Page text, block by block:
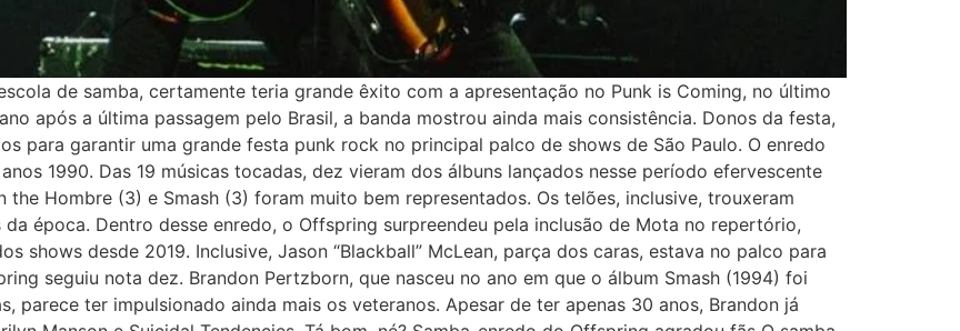
de samba, certamente teria grande êxito com a apresentação no Punk is Coming, no último
após a última passagem pelo Brasil, a banda mostrou ainda mais consistência. Donos da festa,
para garantir uma grande festa punk rock no principal palco de shows de São Paulo. O enredo
1990. Das 19 músicas tocadas, dez vieram dos álbuns lançados nesse período efervescente
Hombre (3) e Smash (3) foram muito bem representados. Os telões, inclusive, trouxeram
época. Dentro desse enredo, o Offspring surpreendeu pela inclusão de Mota no repertório,
shows desde 2019. Inclusive, Jason “Blackball” McLean, parça dos caras, estava no palco para
seguiu nota dez. Brandon Pertzborn, que nasceu no ano em que o álbum Smash (1994) foi
parece ter impulsionado ainda mais os veteranos. Apesar de ter apenas 30 anos, Brandon já